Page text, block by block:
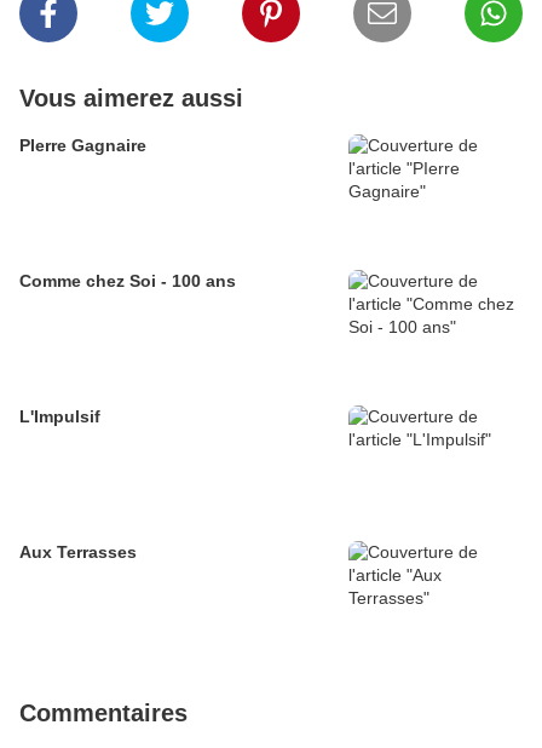
Vous aimerez aussi
PIerre Gagnaire
Comme chez Soi - 100 ans
L'Impulsif
Aux Terrasses
Commentaires